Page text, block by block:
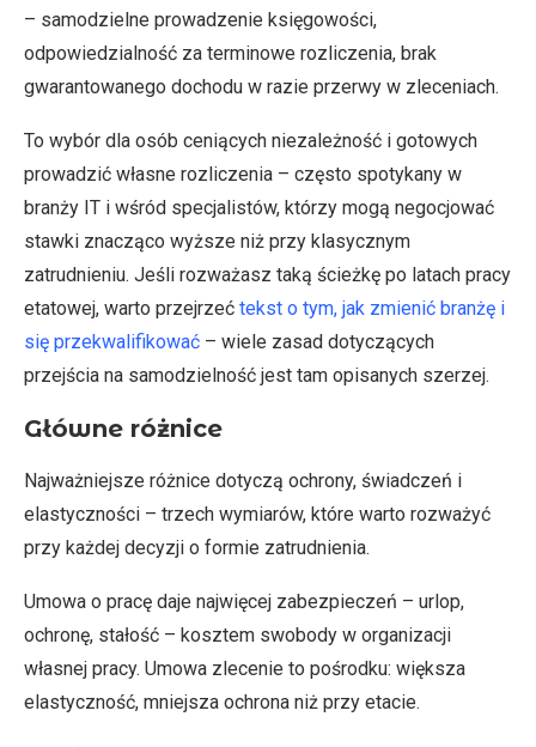
– samodzielne prowadzenie księgowości,
odpowiedzialność za terminowe rozliczenia, brak
gwarantowanego dochodu w razie przerwy w zleceniach.
To wybór dla osób ceniących niezależność i gotowych
prowadzić własne rozliczenia – często spotykany w
branży IT i wśród specjalistów, którzy mogą negocjować
stawki znacząco wyższe niż przy klasycznym
zatrudnieniu. Jeśli rozważasz taką ścieżkę po latach pracy
etatowej, warto przejrzeć tekst o tym, jak zmienić branżę i
się przekwalifikować – wiele zasad dotyczących
przejścia na samodzielność jest tam opisanych szerzej.
Główne różnice
Najważniejsze różnice dotyczą ochrony, świadczeń i
elastyczności – trzech wymiarów, które warto rozważyć
przy każdej decyzji o formie zatrudnienia.
Umowa o pracę daje najwięcej zabezpieczeń – urlop,
ochronę, stałość – kosztem swobody w organizacji
własnej pracy. Umowa zlecenie to pośrodku: większa
elastyczność, mniejsza ochrona niż przy etacie.